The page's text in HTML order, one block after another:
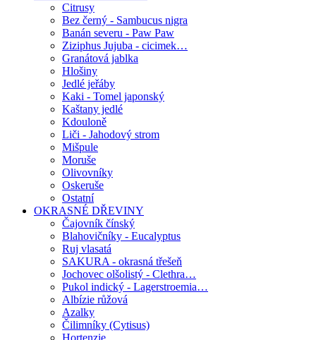
Citrusy
Bez černý - Sambucus nigra
Banán severu - Paw Paw
Ziziphus Jujuba - cicimek…
Granátová jablka
Hlošiny
Jedlé jeřáby
Kaki - Tomel japonský
Kaštany jedlé
Kdouloně
Liči - Jahodový strom
Mišpule
Moruše
Olivovníky
Oskeruše
Ostatní
OKRASNÉ DŘEVINY
Čajovník čínský
Blahovičníky - Eucalyptus
Ruj vlasatá
SAKURA - okrasná třešeň
Jochovec olšolistý - Clethra…
Pukol indický - Lagerstroemia…
Albízie růžová
Azalky
Čilimníky (Cytisus)
Hortenzie